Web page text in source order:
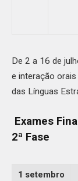
De 2 a 16 de
e interação
das Línguas
Exames
2ª Fase
1 setembro